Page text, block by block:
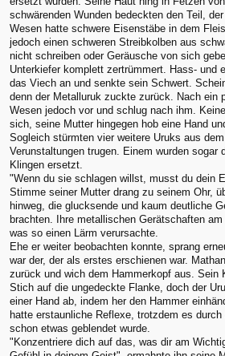
schwärenden Wunden bedeckten den Teil,
Wesen hatte schwere Eisenstäbe in dem
jedoch einen schweren Streibkolben aus
nicht schreiben oder Geräusche von sich
Unterkiefer komplett zertrümmert. Hass- und
das Viech an und senkte sein Schwert.
denn der Metalluruk zuckte zurück. Nach ein
Wesen jedoch vor und schlug nach ihm.
sich, seine Mutter hingegen hob eine Hand
Sogleich stürmten vier weitere Uruks aus
Verunstaltungen trugen. Einem wurden sogar
Klingen ersetzt.
"Wenn du sie schlagen willst, musst du dein
Stimme seiner Mutter drang zu seinem Ohr,
hinweg, die glucksende und kaum deutliche
brachten. Ihre metallischen Gerätschaften am
was so einen Lärm verursachte.
Ehe er weiter beobachten konnte, sprang
war der, der als erstes erschienen war.
zurück und wich dem Hammerkopf aus. Sein
Stich auf die ungedeckte Flanke, doch der
einer Hand ab, indem her den Hammer
hatte erstaunliche Reflexe, trotzdem es
schon etwas geblendet wurde.
"Konzentriere dich auf das, was dir am